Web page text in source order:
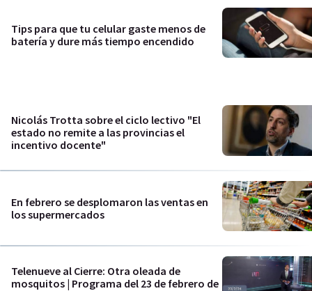
Tips para que tu celular gaste menos de
batería y dure más tiempo encendido
Nicolás Trotta sobre el ciclo lectivo "El
estado no remite a las provincias el
incentivo docente"
En febrero se desplomaron las ventas en
los supermercados
Telenueve al Cierre: Otra oleada de
mosquitos | Programa del 23 de febrero de